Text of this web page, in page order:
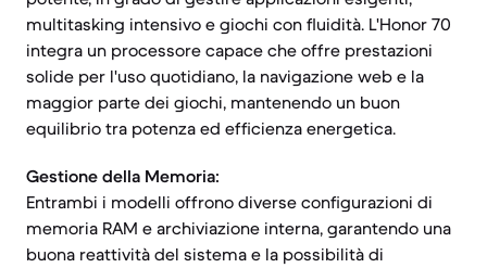
multitasking intensivo e giochi con fluidità. L'Honor 70
integra un processore capace che offre prestazioni
solide per l'uso quotidiano, la navigazione web e la
maggior parte dei giochi, mantenendo un buon
equilibrio tra potenza ed efficienza energetica.
Gestione della Memoria:
Entrambi i modelli offrono diverse configurazioni di
memoria RAM e archiviazione interna, garantendo una
buona reattività del sistema e la possibilità di